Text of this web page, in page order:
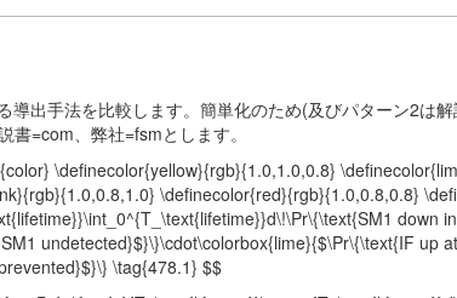
出手法を比較します。簡単化のため(及びパターン2は
=com、弊社=fsmとします。
\definecolor{yellow}{rgb}{1.0,1.0,0.8}
\definecolor{red}{rgb}{1.0,0.8,0.8}
down
undetected}$}\}\cdot\colorbox{lime}{$\Pr\{\text{IF up
\tag{478.1} $$